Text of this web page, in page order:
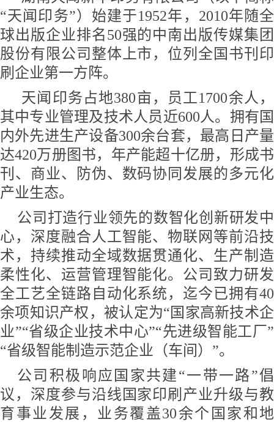
“天闻印务”）始建于1952年，2010年随全
球出版企业排名50强的中南出版传媒集团
股份有限公司整体上市，位列全国书刊印
刷企业第一方阵。
天闻印务占地380亩，员工1700余人，
其中专业管理及技术人员近600人。拥有国
内外先进生产设备300余台套，最高日产量
达420万册图书，年产能超十亿册，形成书
刊、商业、防伪、数码协同发展的多元化
产业生态。
公司打造行业领先的数智化创新研发中
心，深度融合人工智能、物联网等前沿技
术，持续推动全域数据贯通化、生产制造
柔性化、运营管理智能化。公司致力研发
全工艺全链路自动化系统，迄今已拥有40
余项知识产权，被认定为“国家高新技术企
业”“省级企业技术中心”“先进级智能工厂”
“省级智能制造示范企业（车间）”。
公司积极响应国家共建“一带一路”倡
议，深度参与沿线国家印刷产业升级与教
育事业发展，业务覆盖30余个国家和地